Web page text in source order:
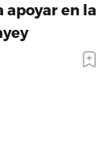
apoyar en la